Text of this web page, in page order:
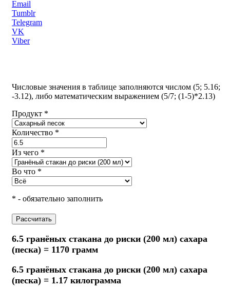
Email
Tumblr
Telegram
VK
Viber
Числовые значения в таблице заполняются числом (5; 5.16;
-3.12), либо математическим выражением (5/7; (1-5)*2.13)
Продукт *
Количество *
Из чего *
Во что *
* - обязательно заполнить
Рассчитать
6.5 гранёных стакана до риски (200 мл) сахара
(песка) = 1170 грамм
6.5 гранёных стакана до риски (200 мл) сахара
(песка) = 1.17 килограмма